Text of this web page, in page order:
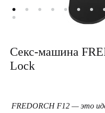
Секс-машина
Lock
FREDORCH F12 — это